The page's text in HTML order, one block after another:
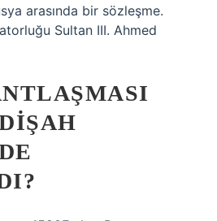
arasında bir sözleşme.
Sultan III. Ahmed